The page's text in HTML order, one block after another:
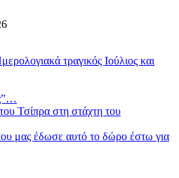
τραγικός Ιούλιος και
Τσίπρα στη στάχτη του
μας έδωσε αυτό το δώρο έστω για